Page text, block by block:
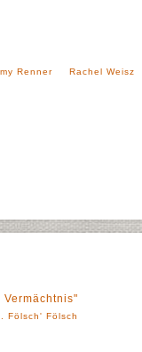
Renner
Rachel Weisz
Vermächtnis"
Fölsch' Fölsch